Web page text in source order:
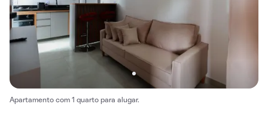
Apartamento com 1 quarto para alugar.